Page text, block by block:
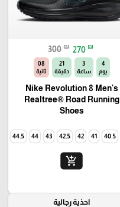
300 ₪ 270 ₪
4
يوم
3
ساعة
21
دقيقة
06
ثانية
Nike Revolution 8 Men's
Realtree® Road Running
Shoes
40.5
41
42
42.5
43
44
44.5
add_shopping_cart
احذية رجالية